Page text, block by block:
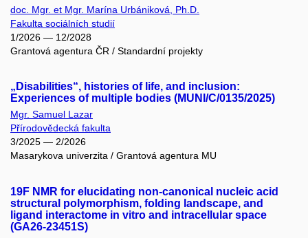
doc. Mgr. et Mgr. Marína Urbániková, Ph.D.
Fakulta sociálních studií
1/2026 — 12/2028
Grantová agentura ČR / Standardní projekty
„Disabilities“, histories of life, and inclusion:
Experiences of multiple bodies (MUNI/C/0135/2025)
Mgr. Samuel Lazar
Přírodovědecká fakulta
3/2025 — 2/2026
Masarykova univerzita / Grantová agentura MU
19F NMR for elucidating non-canonical nucleic acid
structural polymorphism, folding landscape, and
ligand interactome in vitro and intracellular space
(GA26-23451S)